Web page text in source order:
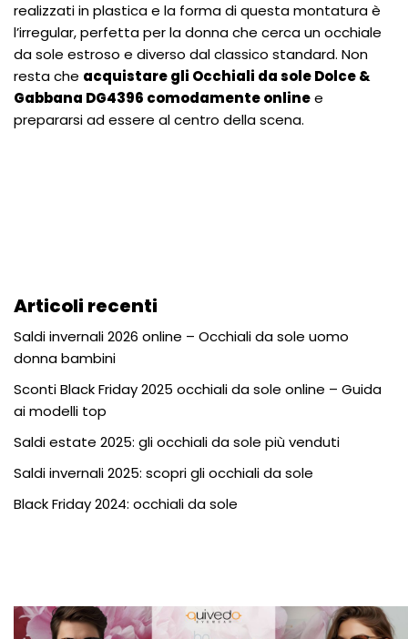
realizzati in plastica e la forma di questa montatura è
l’irregular, perfetta per la donna che cerca un occhiale
da sole estroso e diverso dal classico standard. Non
resta che acquistare gli Occhiali da sole Dolce &
Gabbana DG4396 comodamente onlinee
prepararsi ad essere al centro della scena.
Articoli recenti
Saldi invernali 2026 online – Occhiali da sole uomo
donna bambini
Sconti Black Friday 2025 occhiali da sole online – Guida
ai modelli top
Saldi estate 2025: gli occhiali da sole più venduti
Saldi invernali 2025: scopri gli occhiali da sole
Black Friday 2024: occhiali da sole